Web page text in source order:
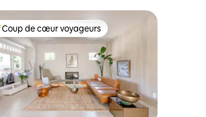
de cœur voyageurs les plus appréciés
Coup de cœur voyageurs